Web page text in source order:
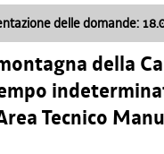
delle domande:
della
Tecnico